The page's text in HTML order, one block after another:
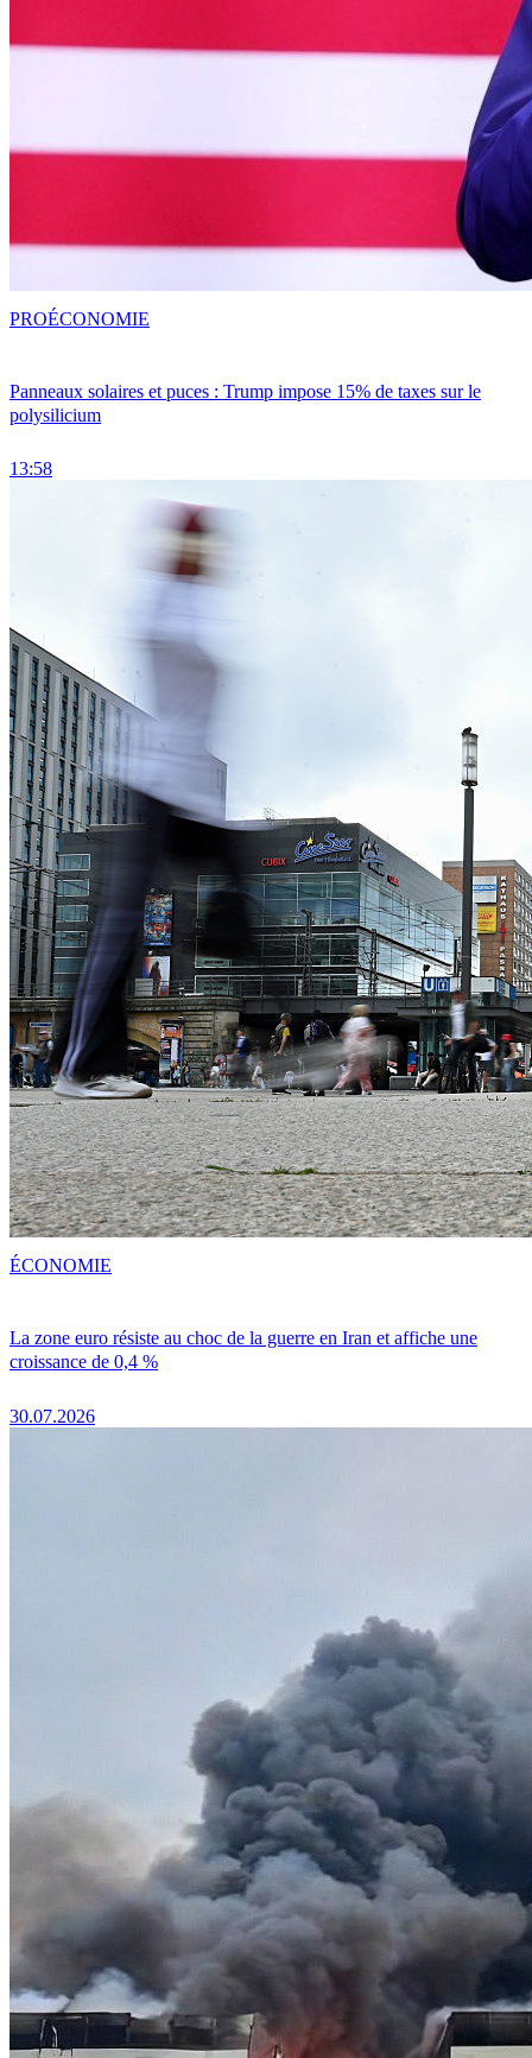
Panneaux solaires et puces : Trump impose 15% de taxes sur le
polysilicium
13:58
PROÉCONOMIE
La zone euro résiste au choc de la guerre en Iran et affiche une
croissance de 0,4 %
30.07.2026
ÉCONOMIE